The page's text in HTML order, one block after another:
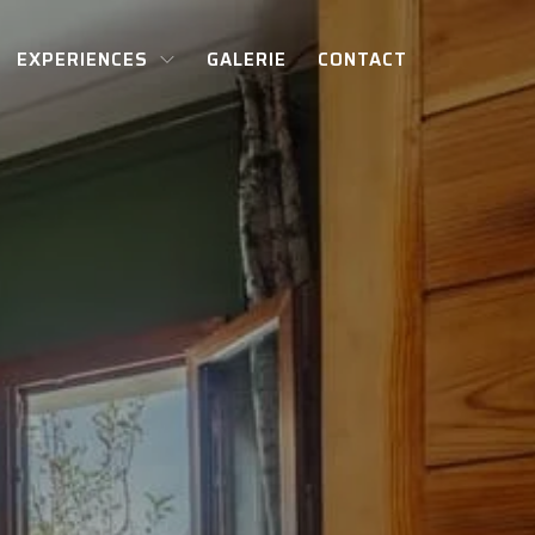
EXPERIENCES GALERIE CONTACT